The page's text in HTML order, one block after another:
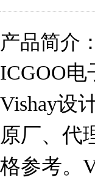
产品简介：
ICGOO电
Vishay设
原厂、代
格参考。